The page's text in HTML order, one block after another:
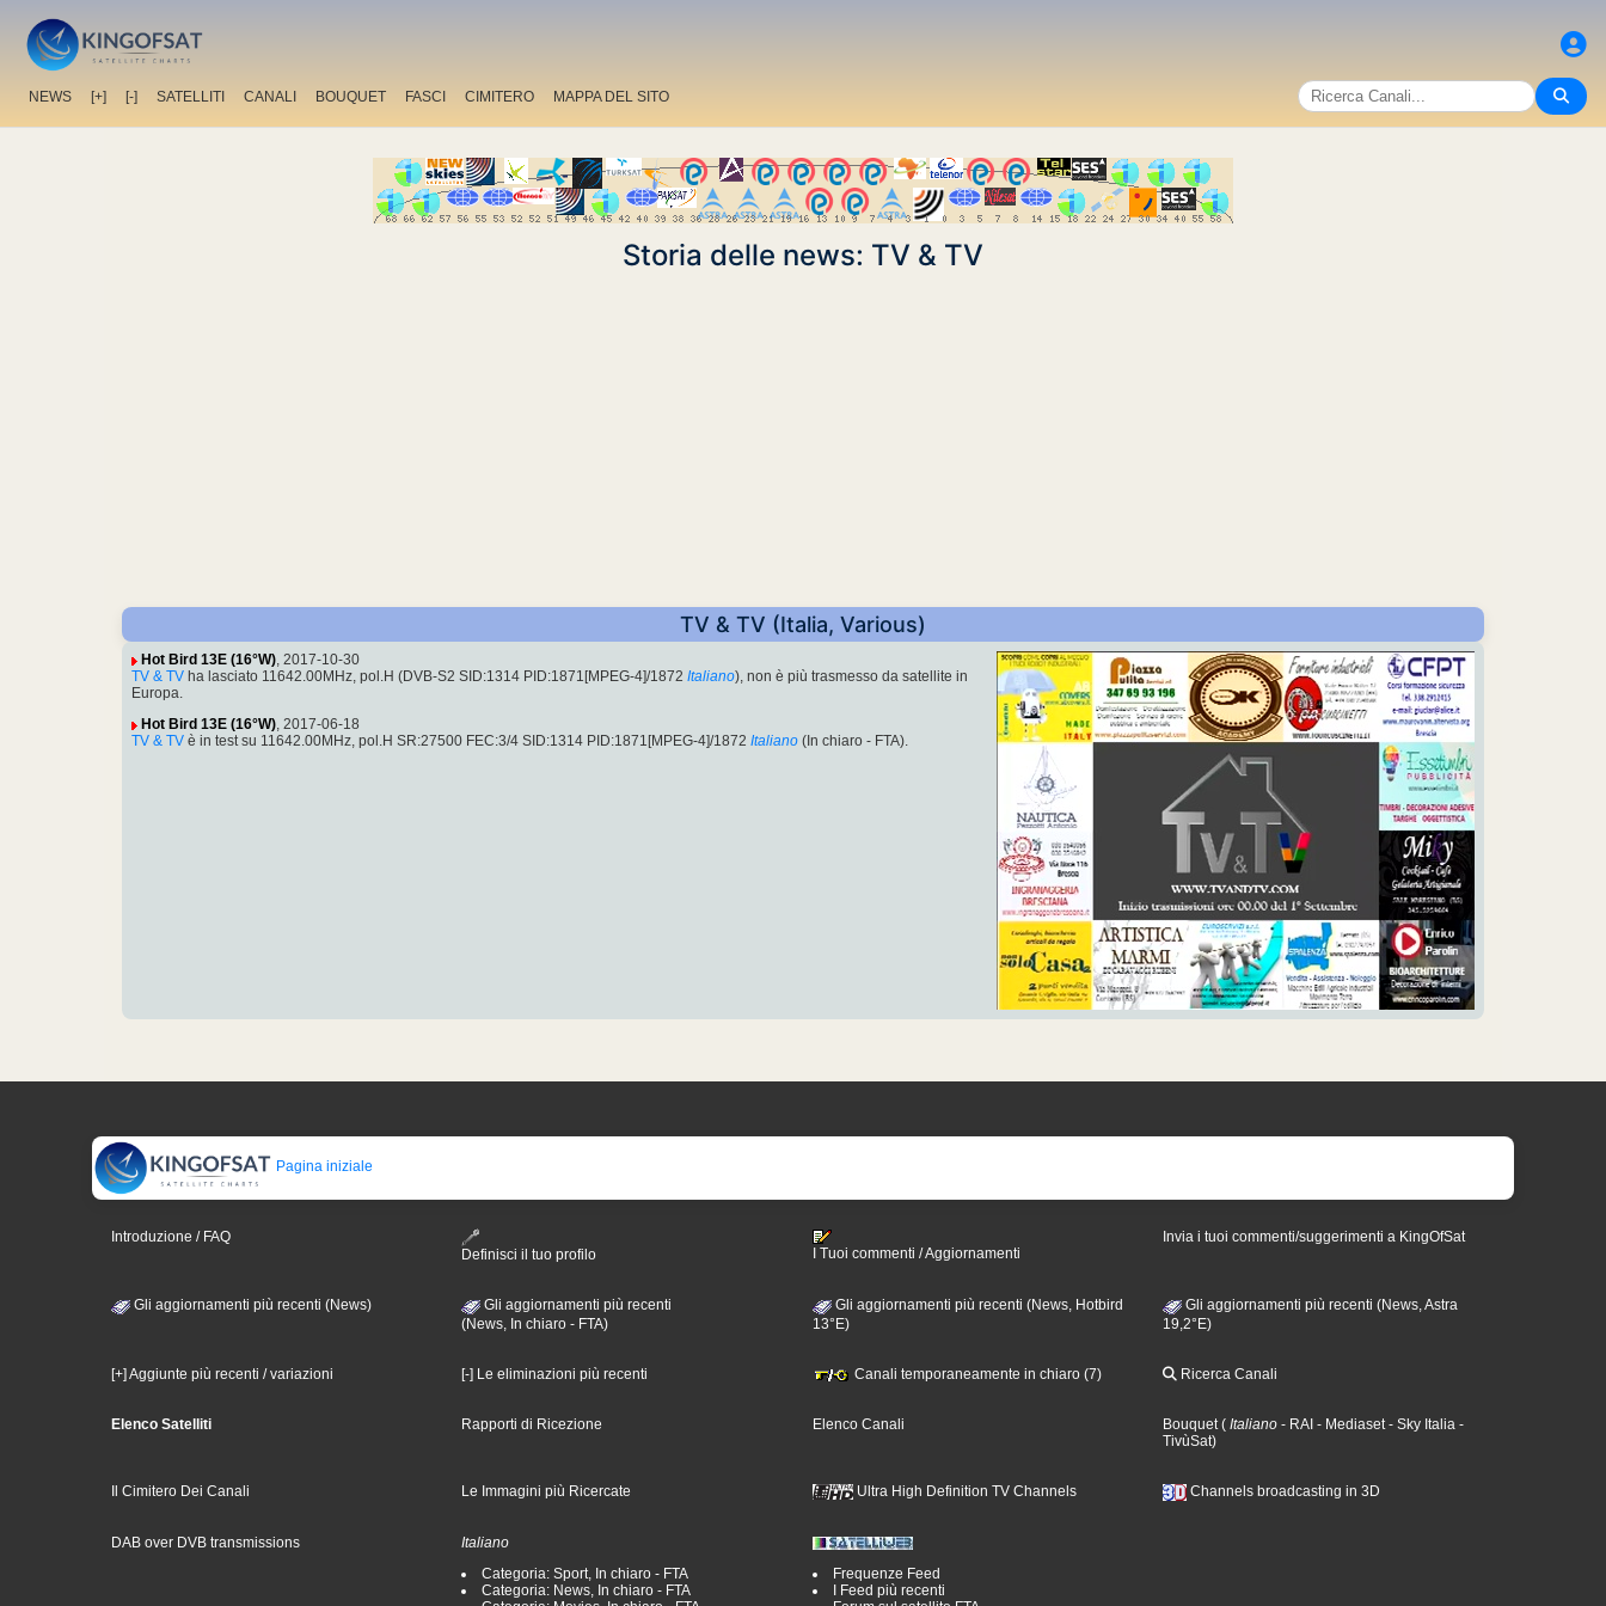
NEWS [+] [-] SATELLITI CANALI BOUQUET FASCI CIMITERO MAPPA DEL SITO
Storia delle news: TV & TV
TV & TV (Italia, Various)
Hot Bird 13E (16°W), 2017-10-30
TV & TV ha lasciato 11642.00MHz, pol.H (DVB-S2 SID:1314 PID:1871[MPEG-4]/1872 Italiano), non è più trasmesso da satellite in
Europa.
Hot Bird 13E (16°W), 2017-06-18
TV & TV è in test su 11642.00MHz, pol.H SR:27500 FEC:3/4 SID:1314 PID:1871[MPEG-4]/1872 Italiano (In chiaro - FTA).
Pagina iniziale
Introduzione / FAQ
Definisci il tuo profilo
I Tuoi commenti / Aggiornamenti
Invia i tuoi commenti/suggerimenti a KingOfSat
Gli aggiornamenti più recenti (News)
Gli aggiornamenti più recenti
(News, In chiaro - FTA)
Gli aggiornamenti più recenti (News, Hotbird
13°E)
Gli aggiornamenti più recenti (News, Astra
19,2°E)
[+] Aggiunte più recenti / variazioni [-] Le eliminazioni più recenti Canali temporaneamente in chiaro (7) Ricerca Canali
Elenco Satelliti Rapporti di Ricezione Elenco Canali Bouquet( Italiano - RAI - Mediaset- Sky Italia -
TivùSat)
Il Cimitero Dei Canali Le Immagini più Ricercate Ultra High Definition TV Channels Channels broadcasting in 3D
DAB over DVB transmissions
Italiano
Categoria: Sport, In chiaro - FTA
Categoria: News, In chiaro - FTA
Frequenze Feed
I Feed più recenti